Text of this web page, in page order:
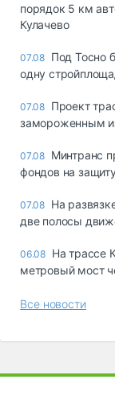
порядок 5 км
Кулачево
07.08 Под Тосно
одну
07.08 Проект
замороженным
07.08 Минтранс
фондов на
07.08 На
две полосы
06.08 На трассе
метровый мост
Все новости